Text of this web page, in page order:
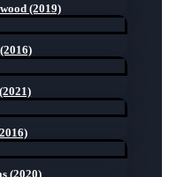
(2019)
(2020)